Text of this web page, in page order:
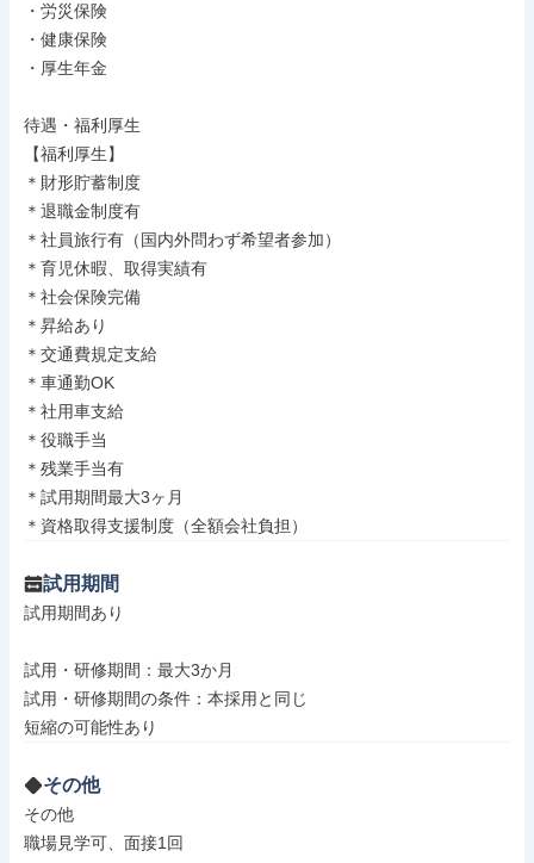
・労災保険
・健康保険
・厚生年金
待遇・福利厚生
【福利厚生】
＊財形貯蓄制度
＊退職金制度有
＊社員旅行有（国内外問わず希望者参加）
＊育児休暇、取得実績有
＊社会保険完備
＊昇給あり
＊交通費規定支給
＊車通勤OK
＊社用車支給
＊役職手当
＊残業手当有
＊試用期間最大3ヶ月
＊資格取得支援制度（全額会社負担）
試用期間
試用期間あり
試用・研修期間：最大3か月
試用・研修期間の条件：本採用と同じ
その他
その他
職場見学可、面接1回